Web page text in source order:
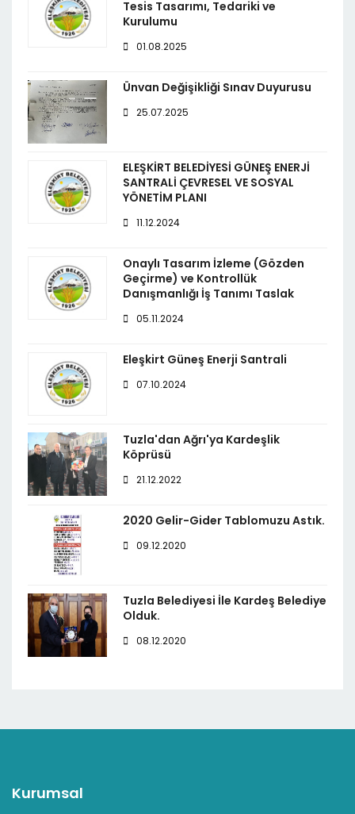
Tesis Tasarımı, Tedariki ve
Kurulumu
01.08.2025
Ünvan Değişikliği Sınav Duyurusu
25.07.2025
ELEŞKİRT BELEDİYESİ GÜNEŞ ENERJİ
SANTRALİ ÇEVRESEL VE SOSYAL
YÖNETİM PLANI
11.12.2024
Onaylı Tasarım İzleme (Gözden
Geçirme) ve Kontrollük
Danışmanlığı İş Tanımı Taslak
05.11.2024
Eleşkirt Güneş Enerji Santrali
07.10.2024
Tuzla'dan Ağrı'ya Kardeşlik
Köprüsü
21.12.2022
2020 Gelir-Gider Tablomuzu Astık.
09.12.2020
Tuzla Belediyesi İle Kardeş Belediye
Olduk.
08.12.2020
Kurumsal